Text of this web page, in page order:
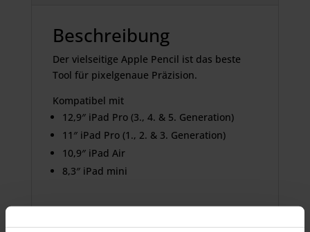
Beschreibung
Der vielseitige Apple Pencil ist das beste
Tool für pixelgenaue Präzision.
Kompatibel mit
12,9″ iPad Pro (3., 4. & 5. Generation)
11″ iPad Pro (1., 2. & 3. Generation)
10,9″ iPad Air
8,3″ iPad mini